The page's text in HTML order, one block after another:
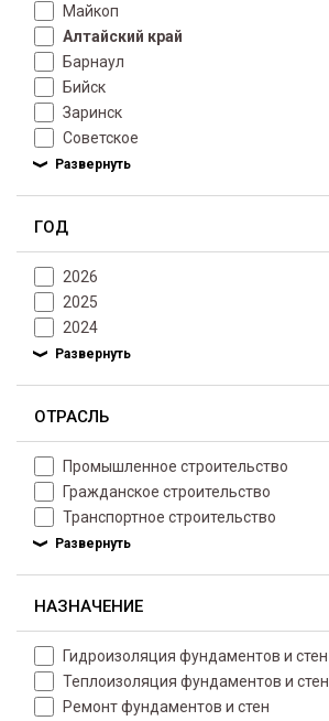
Майкоп
Алтайский край
Барнаул
Бийск
Заринск
Советское
ГОД
2026
2025
2024
ОТРАСЛЬ
Промышленное строительство
Гражданское строительство
Транспортное строительство
НАЗНАЧЕНИЕ
Гидроизоляция фундаментов и стен
Теплоизоляция фундаментов и стен
Ремонт фундаментов и стен